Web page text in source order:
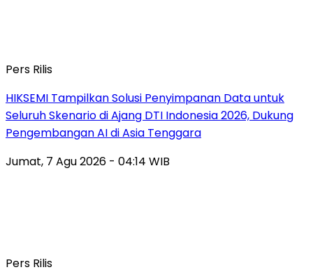
Pers Rilis
HIKSEMI Tampilkan Solusi Penyimpanan Data untuk
Seluruh Skenario di Ajang DTI Indonesia 2026, Dukung
Pengembangan AI di Asia Tenggara
Jumat, 7 Agu 2026 - 04:14 WIB
Pers Rilis